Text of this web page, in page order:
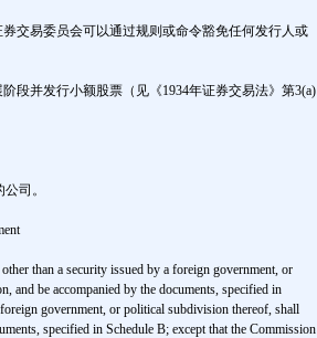
交易委员会可以通过规则或命令豁免任何发行人或
段并发行小额股票（见《1934年证券交易法》第3(a)
司。
than a security issued by a foreign government, or
and be accompanied by the documents, specified in
government, or political subdivision thereof, shall
specified in Schedule B; except that the Commission